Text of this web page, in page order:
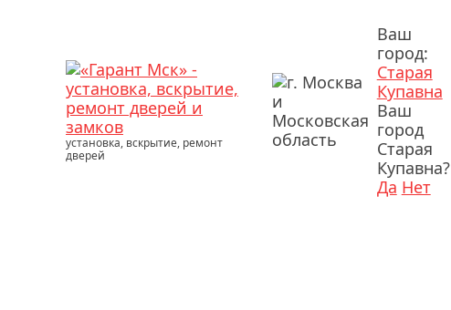
установка, вскрытие, ремонт
дверей
Ваш
город:
Старая
Купавна
Ваш
город
Старая
Купавна?
Да Нет